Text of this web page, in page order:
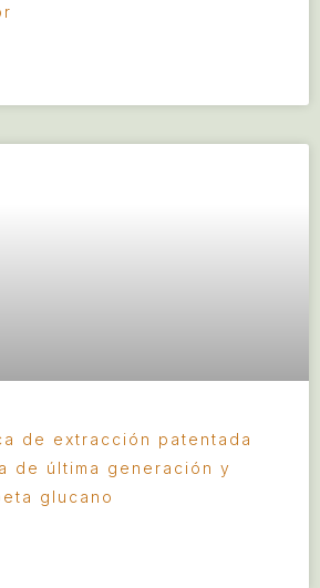
de extracción patentada
de última generación y
glucano